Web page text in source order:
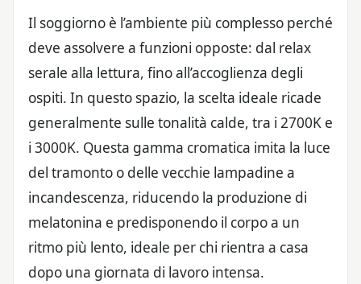
Il soggiorno è l’ambiente più complesso perché
deve assolvere a funzioni opposte: dal relax
serale alla lettura, fino all’accoglienza degli
ospiti. In questo spazio, la scelta ideale ricade
generalmente sulle tonalità calde, tra i 2700K e
i 3000K. Questa gamma cromatica imita la luce
del tramonto o delle vecchie lampadine a
incandescenza, riducendo la produzione di
melatonina e predisponendo il corpo a un
ritmo più lento, ideale per chi rientra a casa
dopo una giornata di lavoro intensa.